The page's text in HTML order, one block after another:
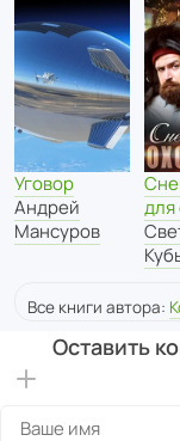
Уговор
Андрей
Мансуров
для
Все книги автора:
Оставить